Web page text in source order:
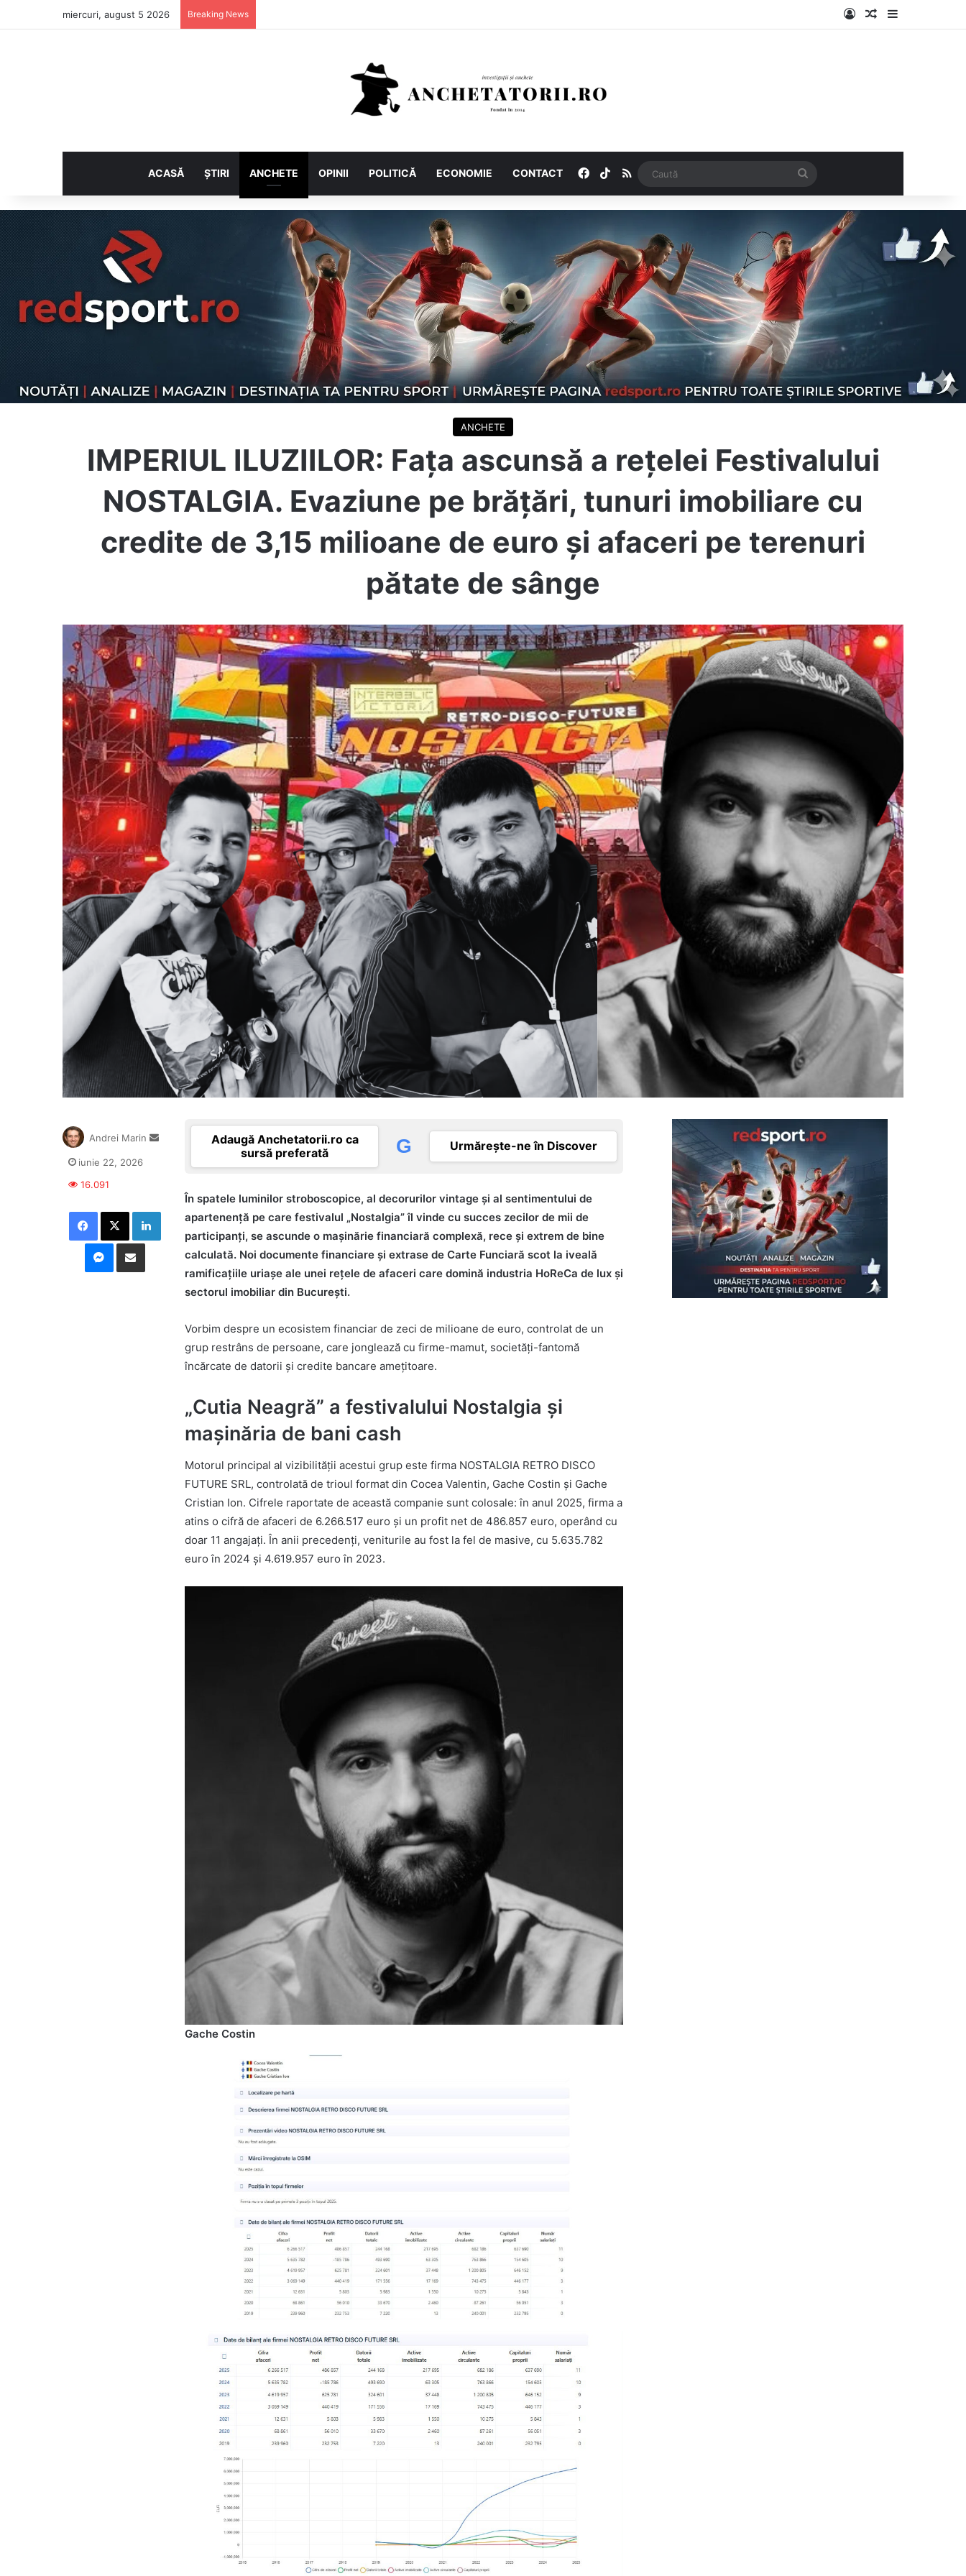
miercuri, august 5 2026 Breaking News Log InArticol aleatoriu
Sidebar
ACASĂ ȘTIRI ANCHETE OPINII POLITICĂ ECONOMIE CONTACT Facebook
TikTokRSS
ANCHETE
IMPERIUL ILUZIILOR: Fața ascunsă a rețelei Festivalului
NOSTALGIA. Evaziune pe brățări, tunuri imobiliare cu
credite de 3,15 milioane de euro și afaceri pe terenuri
pătate de sânge
Adaugă Anchetatorii.ro ca
sursă preferată
G Urmărește-ne în Discover
În spatele luminilor stroboscopice, al decorurilor vintage și al sentimentului de
apartenență pe care festivalul „Nostalgia” îl vinde cu succes zecilor de mii de
participanți, se ascunde o mașinărie financiară complexă, rece și extrem de bine
calculată. Noi documente financiare și extrase de Carte Funciară scot la iveală
ramificațiile uriașe ale unei rețele de afaceri care domină industria HoReCa de lux și
sectorul imobiliar din București.
Vorbim despre un ecosistem financiar de zeci de milioane de euro, controlat de un
grup restrâns de persoane, care jonglează cu firme-mamut, societăți-fantomă
încărcate de datorii și credite bancare amețitoare.
„Cutia Neagră” a festivalului Nostalgia și
mașinăria de bani cash
Motorul principal al vizibilității acestui grup este firma NOSTALGIA RETRO DISCO
FUTURE SRL, controlată de trioul format din Cocea Valentin, Gache Costin și Gache
Cristian Ion. Cifrele raportate de această companie sunt colosale: în anul 2025, firma a
atins o cifră de afaceri de 6.266.517 euro și un profit net de 486.857 euro, operând cu
doar 11 angajați. În anii precedenți, veniturile au fost la fel de masive, cu 5.635.782
euro în 2024 și 4.619.957 euro în 2023.
Gache Costin
Andrei Marin
Send
iunie 22, 2026
16.091
Facebook
X LinkedIn
Messenger
Distribuie prin mail